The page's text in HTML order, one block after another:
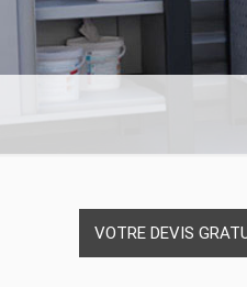
VOTRE DEVIS